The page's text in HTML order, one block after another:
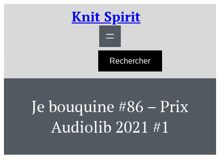
Knit Spirit
h
Rechercher
Je bouquine #86 – Prix
Audiolib 2021 #1